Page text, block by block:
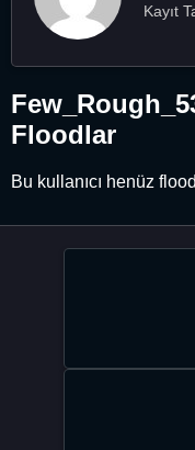
Kayıt
Floodlar
Bu kullanıcı henüz